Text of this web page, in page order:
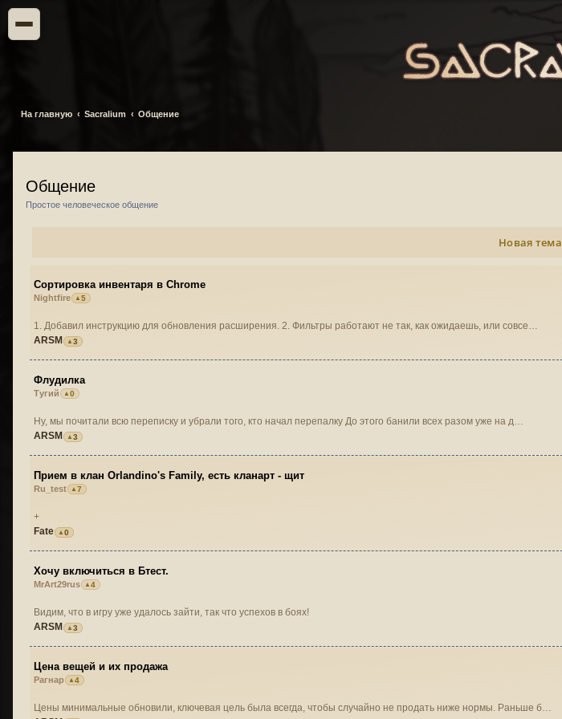
На главную Sacralium Общение
Общение
Простое человеческое общение
Новая тема
Сортировка инвентаря в Chrome
Nightfire
5
1. Добавил инструкцию для обновления расширения. 2. Фильтры работают не так, как ожидаешь, или совсе…
ARSM
3
Флудилка
Тугий
0
Ну, мы почитали всю переписку и убрали того, кто начал перепалку До этого банили всех разом уже на д…
ARSM
3
Прием в клан Orlandino's Family, есть кланарт - щит
Ru_test
7
+
Fate
0
Хочу включиться в Бтест.
MrArt29rus
4
Видим, что в игру уже удалось зайти, так что успехов в боях!
ARSM
3
Цена вещей и их продажа
Рагнар
4
Цены минимальные обновили, ключевая цель была всегда, чтобы случайно не продать ниже нормы. Раньше б…